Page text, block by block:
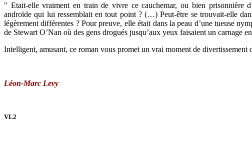
" Etait-elle vraiment en train de vivre ce cauchemar, ou bien prisonnière
androïde qui lui ressemblait en tout point ? (…) Peut-être se trouvait-elle
légèrement différentes ? Pour preuve, elle était dans la peau d’une tueuse
de Stewart O’Nan où des gens drogués jusqu’aux yeux faisaient un carnage
Intelligent, amusant, ce roman vous promet un vrai moment de divertissement
Léon-Marc Levy
VL2